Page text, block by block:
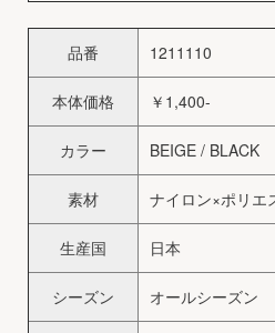
品番 1211110
本体価格 ￥1,400-
カラー BEIGE / BLACK
素材 ナイロン×ポリエ
生産国 日本
シーズン オールシーズン